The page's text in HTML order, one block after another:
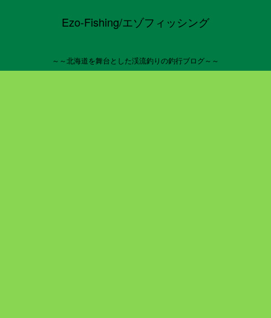
Ezo-Fishing/エゾフィッシング
～～北海道を舞台とした渓流釣りの釣行ブログ～～